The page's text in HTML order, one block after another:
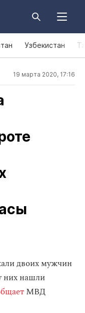
Узбекистан
19 марта 2020, 17:16
двоих мужчин
них нашли
МВД